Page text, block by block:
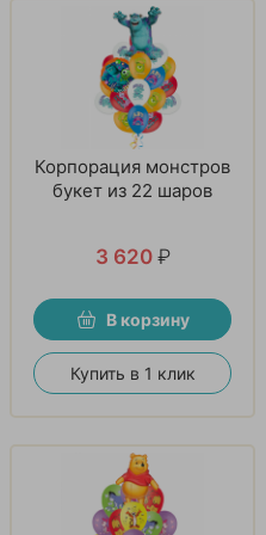
Корпорация монстров
букет из 22 шаров
3 620 ₽
В корзину
Купить в 1 клик